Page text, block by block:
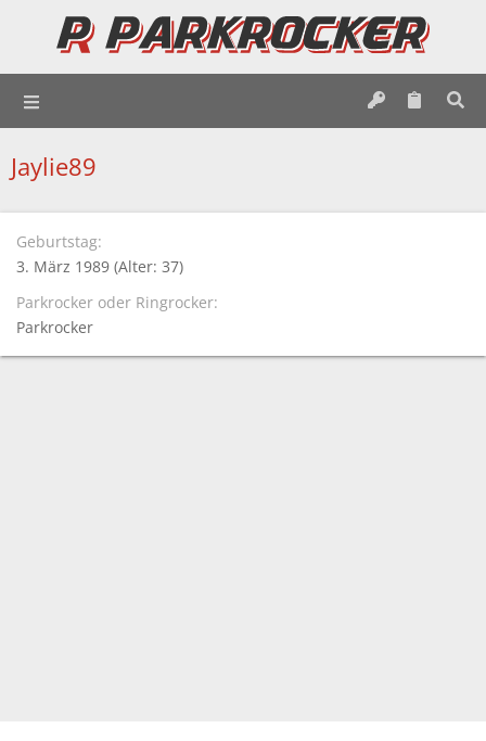
Jaylie89
Geburtstag
3. März 1989 (Alter: 37)
Parkrocker oder Ringrocker
Parkrocker